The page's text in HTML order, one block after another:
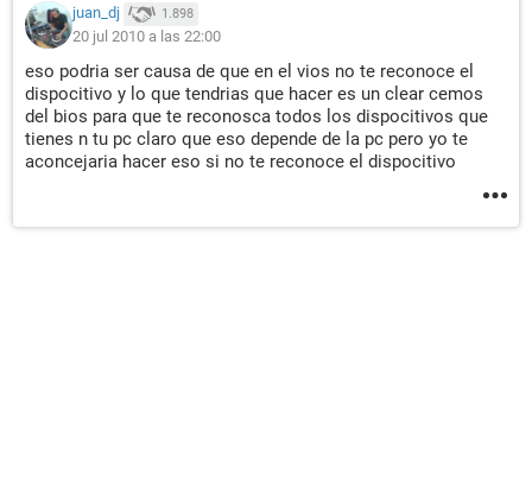
juan_dj 1.898
20 jul 2010 a las 22:00
eso podria ser causa de que en el vios no te reconoce el
dispocitivo y lo que tendrias que hacer es un clear cemos
del bios para que te reconosca todos los dispocitivos que
tienes n tu pc claro que eso depende de la pc pero yo te
aconcejaria hacer eso si no te reconoce el dispocitivo